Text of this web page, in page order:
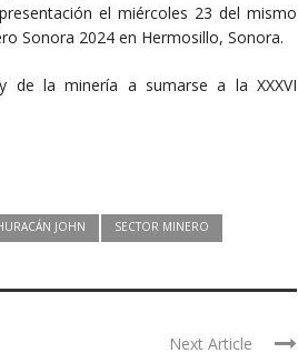
el miércoles 23 del mismo
Sonora 2024 en Hermosillo, Sonora.
de la minería a sumarse a la XXXVI
JOHN SECTOR MINERO
Next Article